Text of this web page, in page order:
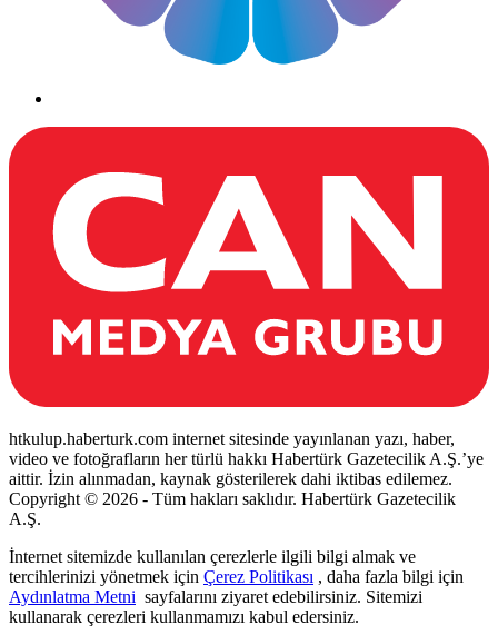
htkulup.haberturk.com internet sitesinde yayınlanan yazı, haber,
video ve fotoğrafların her türlü hakkı Habertürk Gazetecilik A.Ş.’ye
aittir. İzin alınmadan, kaynak gösterilerek dahi iktibas edilemez.
Copyright © 2026 - Tüm hakları saklıdır. Habertürk Gazetecilik
A.Ş.
İnternet sitemizde kullanılan çerezlerle ilgili bilgi almak ve
tercihlerinizi yönetmek için Çerez Politikası , daha fazla bilgi için
Aydınlatma Metni sayfalarını ziyaret edebilirsiniz. Sitemizi
kullanarak çerezleri kullanmamızı kabul edersiniz.